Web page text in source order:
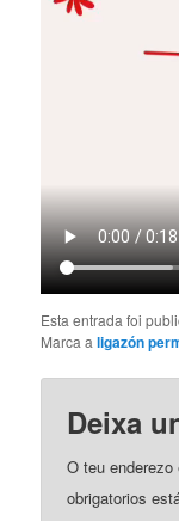
Esta entrada foi
Marca aligazón
Deixa
O teu
obrigatorios